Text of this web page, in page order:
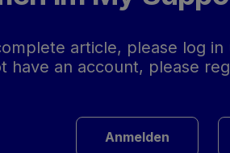
article, please log
have an account, please
Anmelden